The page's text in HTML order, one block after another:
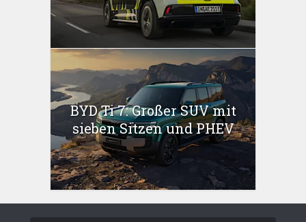
BYD Ti 7: Großer SUV mit
sieben Sitzen und PHEV